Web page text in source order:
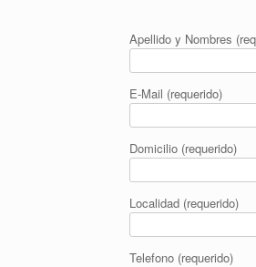
Apellido y Nombres
E-Mail (requerido)
Domicilio (requerido)
Localidad (requerido)
Telefono (requerido)